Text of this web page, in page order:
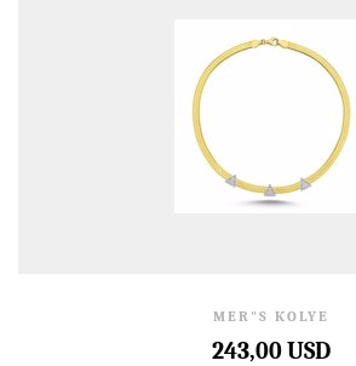
MER"S KOLYE
243,00 USD